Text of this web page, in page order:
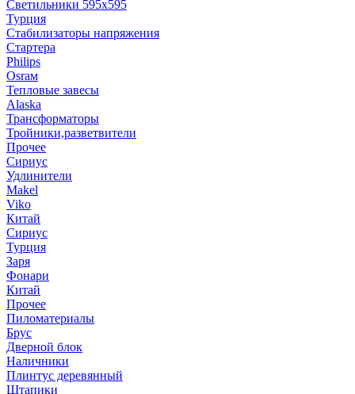
Светильники 595х595
Турция
Стабилизаторы напряжения
Стартера
Philips
Оsrам
Тепловые завесы
Alaska
Трансформаторы
Тройники,разветвители
Прочее
Сириус
Удлинители
Makel
Viko
Китай
Сириус
Турция
Заря
Фонари
Китай
Прочее
Пиломатериалы
Брус
Дверной блок
Наличники
Плинтус деревянный
Штапики